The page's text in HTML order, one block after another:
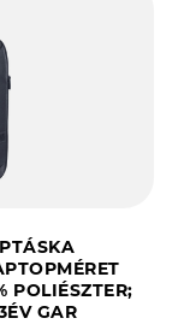
POLIÉSZTER;
GAR